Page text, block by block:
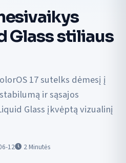
Glass stiliaus
17 sutelks dėmesį į
ir sąsajos
Glass įkvėptą vizualinį
12 2Minutės